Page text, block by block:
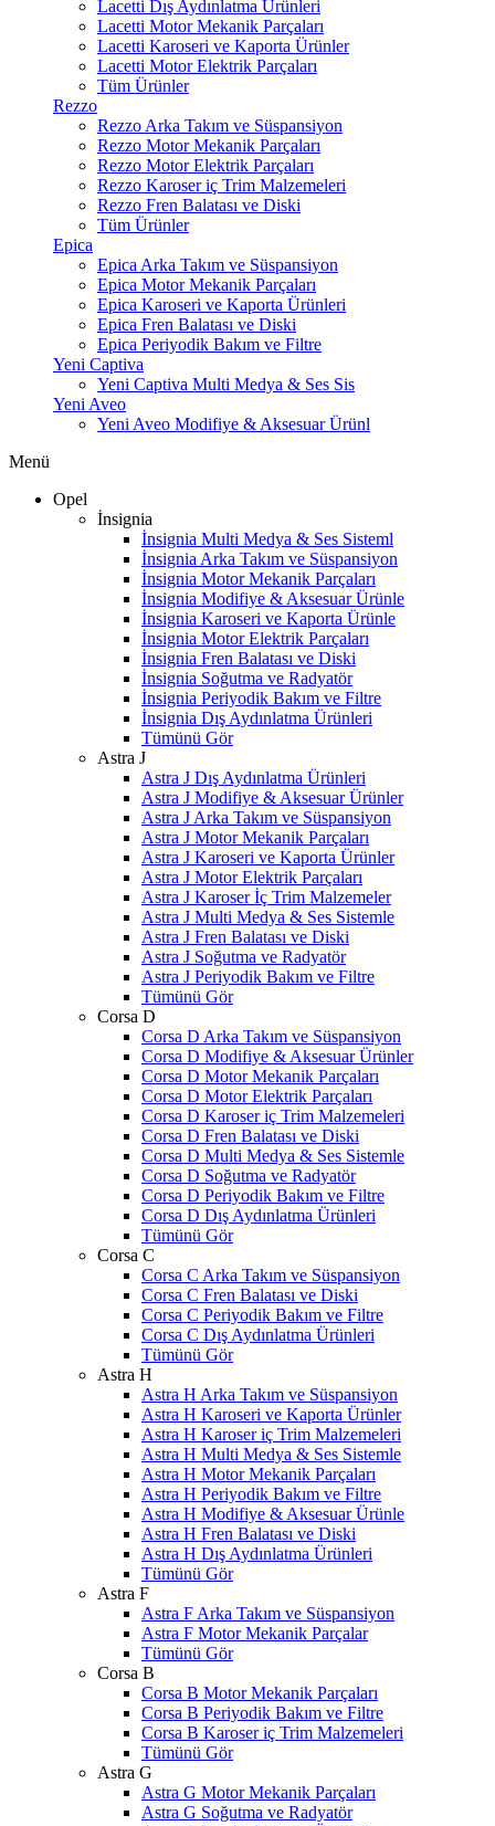
Lacetti Dış Aydınlatma Ürünleri
Lacetti Motor Mekanik Parçaları
Lacetti Karoseri ve Kaporta Ürünler
Lacetti Motor Elektrik Parçaları
Tüm Ürünler
Rezzo
Rezzo Arka Takım ve Süspansiyon
Rezzo Motor Mekanik Parçaları
Rezzo Motor Elektrik Parçaları
Rezzo Karoser iç Trim Malzemeleri
Rezzo Fren Balatası ve Diski
Tüm Ürünler
Epica
Epica Arka Takım ve Süspansiyon
Epica Motor Mekanik Parçaları
Epica Karoseri ve Kaporta Ürünleri
Epica Fren Balatası ve Diski
Epica Periyodik Bakım ve Filtre
Yeni Captiva
Yeni Captiva Multi Medya & Ses Sis
Yeni Aveo
Yeni Aveo Modifiye & Aksesuar Ürünl
Menü
Opel
İnsignia
İnsignia Multi Medya & Ses Sisteml
İnsignia Arka Takım ve Süspansiyon
İnsignia Motor Mekanik Parçaları
İnsignia Modifiye & Aksesuar Ürünle
İnsignia Karoseri ve Kaporta Ürünle
İnsignia Motor Elektrik Parçaları
İnsignia Fren Balatası ve Diski
İnsignia Soğutma ve Radyatör
İnsignia Periyodik Bakım ve Filtre
İnsignia Dış Aydınlatma Ürünleri
Tümünü Gör
Astra J
Astra J Dış Aydınlatma Ürünleri
Astra J Modifiye & Aksesuar Ürünler
Astra J Arka Takım ve Süspansiyon
Astra J Motor Mekanik Parçaları
Astra J Karoseri ve Kaporta Ürünler
Astra J Motor Elektrik Parçaları
Astra J Karoser İç Trim Malzemeler
Astra J Multi Medya & Ses Sistemle
Astra J Fren Balatası ve Diski
Astra J Soğutma ve Radyatör
Astra J Periyodik Bakım ve Filtre
Tümünü Gör
Corsa D
Corsa D Arka Takım ve Süspansiyon
Corsa D Modifiye & Aksesuar Ürünler
Corsa D Motor Mekanik Parçaları
Corsa D Motor Elektrik Parçaları
Corsa D Karoser iç Trim Malzemeleri
Corsa D Fren Balatası ve Diski
Corsa D Multi Medya & Ses Sistemle
Corsa D Soğutma ve Radyatör
Corsa D Periyodik Bakım ve Filtre
Corsa D Dış Aydınlatma Ürünleri
Tümünü Gör
Corsa C
Corsa C Arka Takım ve Süspansiyon
Corsa C Fren Balatası ve Diski
Corsa C Periyodik Bakım ve Filtre
Corsa C Dış Aydınlatma Ürünleri
Tümünü Gör
Astra H
Astra H Arka Takım ve Süspansiyon
Astra H Karoseri ve Kaporta Ürünler
Astra H Karoser iç Trim Malzemeleri
Astra H Multi Medya & Ses Sistemle
Astra H Motor Mekanik Parçaları
Astra H Periyodik Bakım ve Filtre
Astra H Modifiye & Aksesuar Ürünle
Astra H Fren Balatası ve Diski
Astra H Dış Aydınlatma Ürünleri
Tümünü Gör
Astra F
Astra F Arka Takım ve Süspansiyon
Astra F Motor Mekanik Parçalar
Tümünü Gör
Corsa B
Corsa B Motor Mekanik Parçaları
Corsa B Periyodik Bakım ve Filtre
Corsa B Karoser iç Trim Malzemeleri
Tümünü Gör
Astra G
Astra G Motor Mekanik Parçaları
Astra G Soğutma ve Radyatör